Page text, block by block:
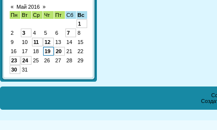
« Май 2016 »
Пн
Вт Ср Чт Пт Сб
Вс
1
2
3 4 5 6 7
8
9
10 11 12 13 14
15
16
17 18 19 20 21
22
23
24 25 26 27 28
29
30
31